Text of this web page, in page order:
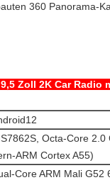
360 Panorama-
Zoll 2K Car Radio
Octa-Core
ARM Cortex A55)
Core ARM Mali G52